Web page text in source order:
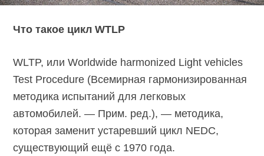
Что такое цикл WTLP
WLTP, или Worldwide harmonized Light vehicles
Test Procedure (Всемирная гармонизированная
методика испытаний для легковых
автомобилей. — Прим. ред.), — методика,
которая заменит устаревший цикл NEDC,
существующий ещё с 1970 года.